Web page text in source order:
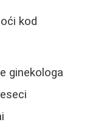
kod
ginekologa